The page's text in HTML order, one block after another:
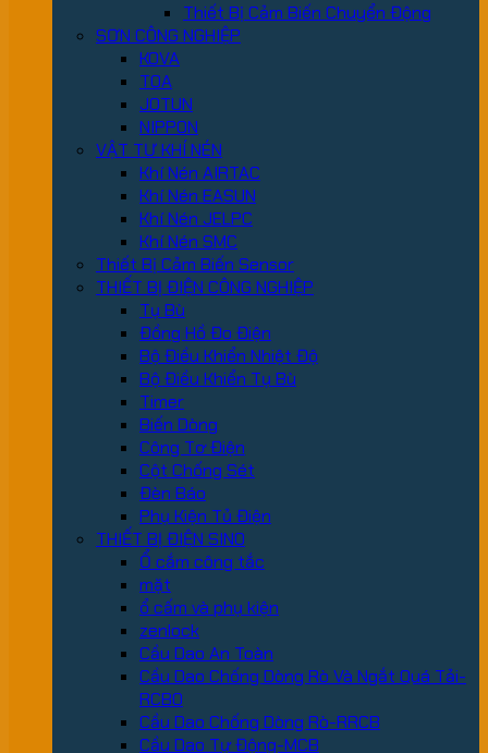
Thiết Bị Cảm Biến Chuyển Động
SƠN CÔNG NGHIỆP
KOVA
TOA
JOTUN
NIPPON
VẬT TƯ KHÍ NÉN
Khí Nén AIRTAC
Khí Nén EASUN
Khí Nén JELPC
Khí Nén SMC
Thiết Bị Cảm Biến Sensor
THIẾT BỊ ĐIỆN CÔNG NGHIỆP
Tụ Bù
Đồng Hồ Đo Điện
Bộ Điều Khiển Nhiệt Độ
Bộ Điều Khiển Tụ Bù
Timer
Biến Dòng
Công Tơ Điện
Cột Chống Sét
Đèn Báo
Phụ Kiện Tủ Điện
THIẾT BỊ ĐIỆN SINO
Ổ cắm công tắc
mặt
ổ cấm và phụ kiện
zenlock
Cầu Dao An Toàn
Cầu Dao Chống Dòng Rò Và Ngắt Quá Tải-
RCBO
Cầu Dao Chống Dòng Rò-RRCB
Cầu Dao Tự Động-MCB